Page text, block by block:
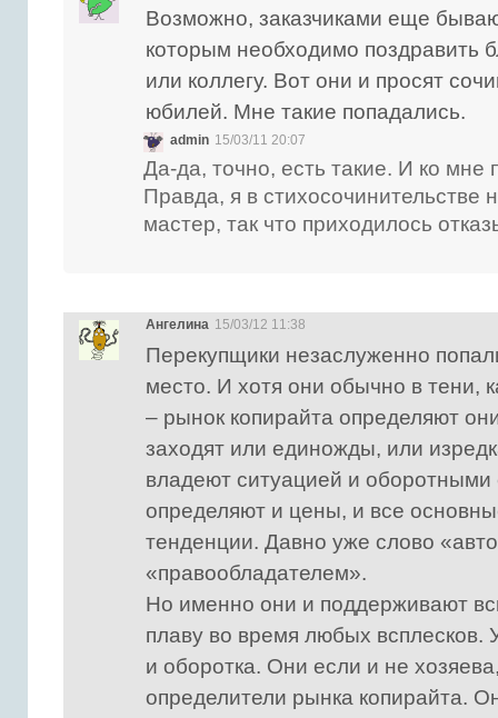
Возможно, заказчиками еще
которым необходимо поздравить
или коллегу. Вот они и просят
юбилей. Мне такие попадались.
admin 15/03/11 20:07
Да-да, точно, есть такие. И ко мне
Правда, я в стихосочинительстве
мастер, так что приходилось
Ангелина 15/03/12 11:38
Перекупщики незаслуженно
место. И хотя они обычно в тени,
– рынок копирайта определяют
заходят или единожды, или
владеют ситуацией и
определяют и цены, и все
тенденции. Давно уже слово
«правообладателем».
Но именно они и поддерживают
плаву во время любых всплесков.
и оборотка. Они если и не
определители рынка копирайта.